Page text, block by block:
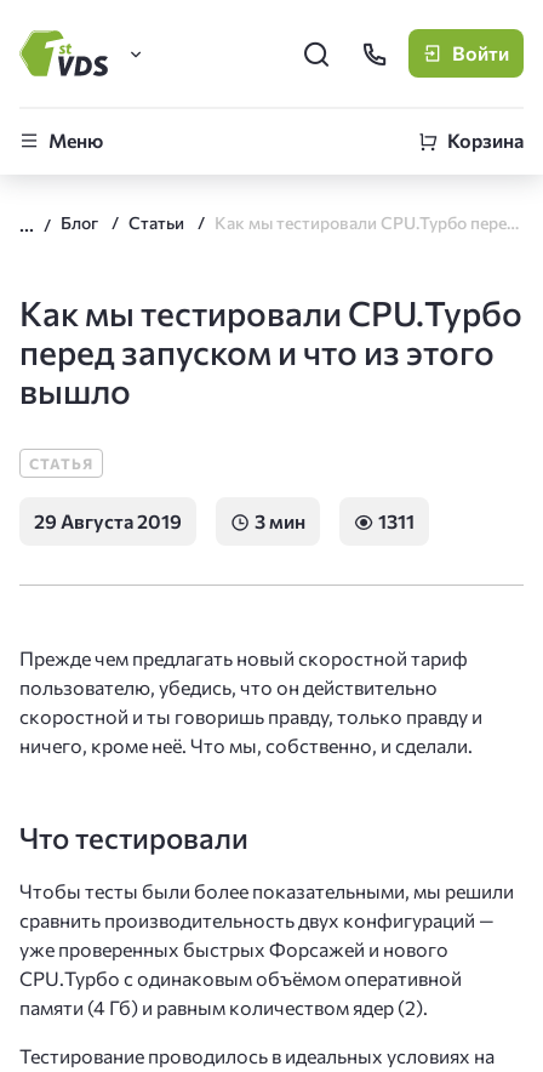
FirstVDS (вы здесь)
CLO
Войти
Меню Корзина
Блог Статьи Как мы тестировали CPU.Турбо перед запуском и что из этого вышло
Как мы тестировали CPU.Турбо
перед запуском и что из этого
вышло
СТАТЬЯ
29 Августа 2019 3 мин 1311
Прежде чем предлагать новый скоростной тариф
пользователю, убедись, что он действительно
скоростной и ты говоришь правду, только правду и
ничего, кроме неё. Что мы, собственно, и сделали.
Что тестировали
Чтобы тесты были более показательными, мы решили
сравнить производительность двух конфигураций —
уже проверенных быстрых Форсажей и нового
CPU.Турбо с одинаковым объёмом оперативной
памяти (4 Гб) и равным количеством ядер (2).
Тестирование проводилось в идеальных условиях на